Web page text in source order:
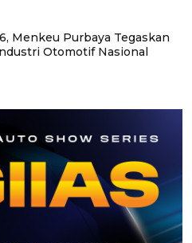
Menkeu Purbaya Tegaskan
Otomotif Nasional